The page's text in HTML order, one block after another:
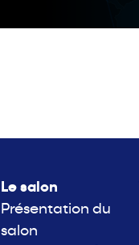
Le salon
Présentation du
salon